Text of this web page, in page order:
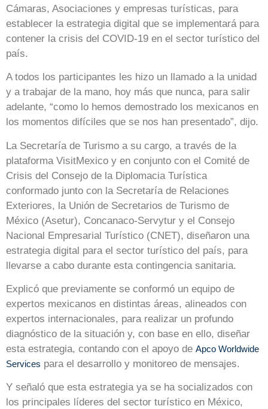
Cámaras, Asociaciones y empresas turísticas, para
establecer la estrategia digital que se implementará para
contener la crisis del COVID-19 en el sector turístico del
país.
A todos los participantes les hizo un llamado a la unidad
y a trabajar de la mano, hoy más que nunca, para salir
adelante, “como lo hemos demostrado los mexicanos en
los momentos difíciles que se nos han presentado”, dijo.
La Secretaría de Turismo a su cargo, a través de la
plataforma VisitMexico y en conjunto con el Comité de
Crisis del Consejo de la Diplomacia Turística
conformado junto con la Secretaría de Relaciones
Exteriores, la Unión de Secretarios de Turismo de
México (Asetur), Concanaco-Servytur y el Consejo
Nacional Empresarial Turístico (CNET), diseñaron una
estrategia digital para el sector turístico del país, para
llevarse a cabo durante esta contingencia sanitaria.
Explicó que previamente se conformó un equipo de
expertos mexicanos en distintas áreas, alineados con
expertos internacionales, para realizar un profundo
diagnóstico de la situación y, con base en ello, diseñar
esta estrategia, contando con el apoyo de Apco Worldwide
Services para el desarrollo y monitoreo de mensajes.
Y señaló que esta estrategia ya se ha socializados con
los principales líderes del sector turístico en México,